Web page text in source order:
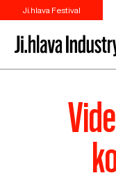
Ji.hlava Festival